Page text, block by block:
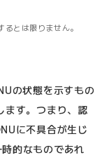
とは限りません。
の状態を示すもの
ます。つまり、認
に不具合が生じ
的なものであれ